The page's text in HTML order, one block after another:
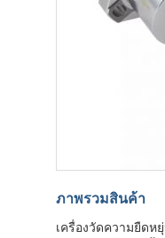
ภาพรวมสินค้า
เครื่องวัดความยืดห